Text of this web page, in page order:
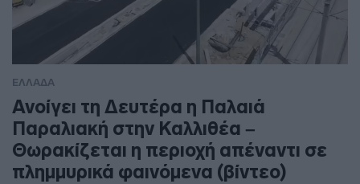
ΕΛΛΑΔΑ
Ανοίγει τη Δευτέρα η Παλαιά
Παραλιακή στην Καλλιθέα –
Θωρακίζεται η περιοχή απέναντι σε
πλημμυρικά φαινόμενα (βίντεο)